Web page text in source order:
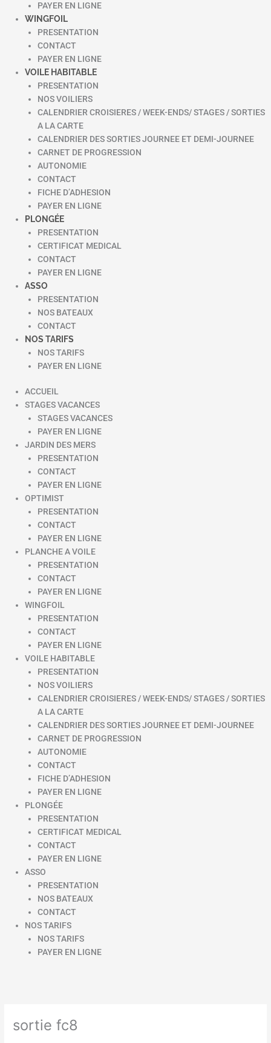
PAYER EN LIGNE
WINGFOIL
PRESENTATION
CONTACT
PAYER EN LIGNE
VOILE HABITABLE
PRESENTATION
NOS VOILIERS
CALENDRIER CROISIERES / WEEK-ENDS/ STAGES / SORTIES
A LA CARTE
CALENDRIER DES SORTIES JOURNEE ET DEMI-JOURNEE
CARNET DE PROGRESSION
AUTONOMIE
CONTACT
FICHE D’ADHESION
PAYER EN LIGNE
PLONGÉE
PRESENTATION
CERTIFICAT MEDICAL
CONTACT
PAYER EN LIGNE
ASSO
PRESENTATION
NOS BATEAUX
CONTACT
NOS TARIFS
NOS TARIFS
PAYER EN LIGNE
ACCUEIL
STAGES VACANCES
STAGES VACANCES
PAYER EN LIGNE
JARDIN DES MERS
PRESENTATION
CONTACT
PAYER EN LIGNE
OPTIMIST
PRESENTATION
CONTACT
PAYER EN LIGNE
PLANCHE A VOILE
PRESENTATION
CONTACT
PAYER EN LIGNE
WINGFOIL
PRESENTATION
CONTACT
PAYER EN LIGNE
VOILE HABITABLE
PRESENTATION
NOS VOILIERS
CALENDRIER CROISIERES / WEEK-ENDS/ STAGES / SORTIES
A LA CARTE
CALENDRIER DES SORTIES JOURNEE ET DEMI-JOURNEE
CARNET DE PROGRESSION
AUTONOMIE
CONTACT
FICHE D’ADHESION
PAYER EN LIGNE
PLONGÉE
PRESENTATION
CERTIFICAT MEDICAL
CONTACT
PAYER EN LIGNE
ASSO
PRESENTATION
NOS BATEAUX
CONTACT
NOS TARIFS
NOS TARIFS
PAYER EN LIGNE
sortie fc8